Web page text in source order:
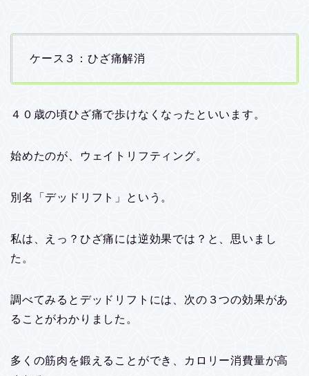
ケース３：ひざ痛解消
４０歳の頃ひざ痛で歩けなくなったといいます。
始めたのが、ウェイトリフティング。
別名「デッドリフト」という。
私は、えっ？ひざ痛には逆効果では？と、思いまし
た。
調べてみるとデッドリフトには、次の３つの効果があ
ることがわかりました。
多くの筋肉を鍛えることができ、カロリー消費量が高